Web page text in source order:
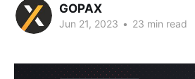
GOPAX
Jun 21, 2023 • 23 min read